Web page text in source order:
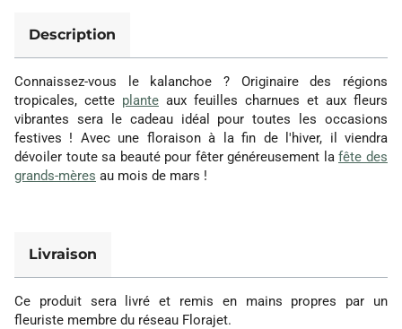
Description
Connaissez-vous le kalanchoe ? Originaire des régions
tropicales, cette plante aux feuilles charnues et aux fleurs
vibrantes sera le cadeau idéal pour toutes les occasions
festives ! Avec une floraison à la fin de l'hiver, il viendra
dévoiler toute sa beauté pour fêter généreusement la fête des
grands-mères au mois de mars !
Livraison
Ce produit sera livré et remis en mains propres par un
fleuriste membre du réseau Florajet.